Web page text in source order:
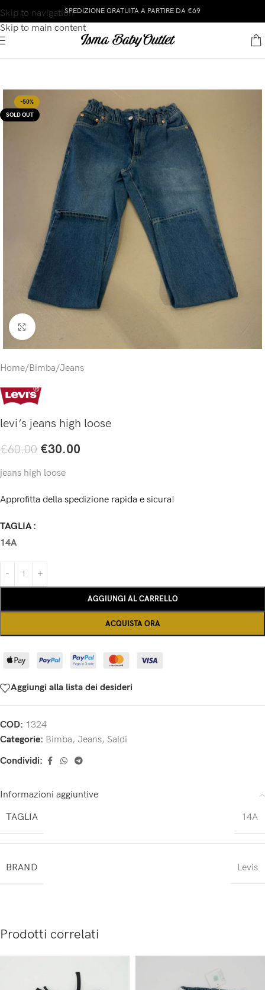
Skip to navigation
Skip to main content
SPEDIZIONE GRATUITA A PARTIRE DA €69
-50%
SOLD OUT
Click to enlarge
Home/Bimba/Jeans
levi’s jeans high loose
€60.00 €30.00
jeans high loose
Approfitta della spedizione rapida e sicura!
TAGLIA
14A
AGGIUNGI AL CARRELLO
ACQUISTA ORA
Aggiungi alla lista dei desideri
COD: 1324
Categorie: Bimba, Jeans, Saldi
Condividi:
Informazioni aggiuntive
TAGLIA
14A
BRAND Levis
Prodotti correlati